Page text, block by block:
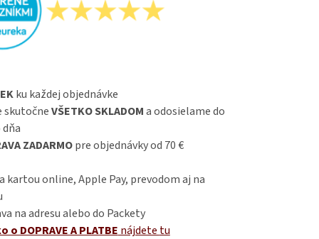
ku každej objednávke
skutočneVŠETKO SKLADOMa odosielame do
ZADARMOpre objednávky od 70 €
kartou online, Apple Pay, prevodom aj na
na adresu alebo do Packety
o DOPRAVE A PLATBE nájdete tu